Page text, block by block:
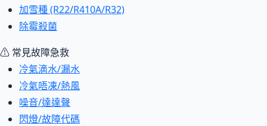
加雪種 (R22/R410A/R32)
除霉殺菌
⚠ 常見故障急救
冷氣滴水/漏水
冷氣唔凍/熱風
噪音/達達聲
閃燈/故障代碼